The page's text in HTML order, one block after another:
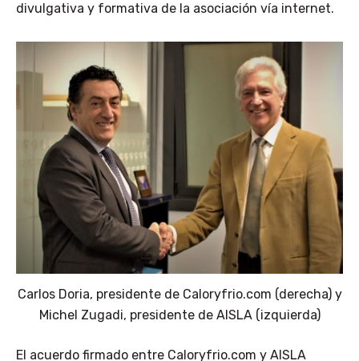
divulgativa y formativa de la asociación vía internet.
Carlos Doria, presidente de Caloryfrio.com (derecha) y
Michel Zugadi, presidente de AISLA (izquierda)
El acuerdo firmado entre Caloryfrio.com y AISLA